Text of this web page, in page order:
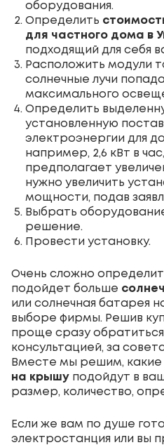
оборудования.
Определить
для частного дома в
подходящий для себя
Расположить модули
солнечные лучи
максимального
Определить
установленную
электроэнергии для
например, 2,6 кВт в
предполагает
нужно увеличить
мощности, подав
Выбрать
решение.
Провести установку.
Очень сложно
подойдет больше
или солнечная батарея
выборе фирмы. Решив
проще сразу
консультацией, за
Вместе мы решим, какие
на крышу подойдут в
размер, количество,
Если же вам по душе
электростанция или вы